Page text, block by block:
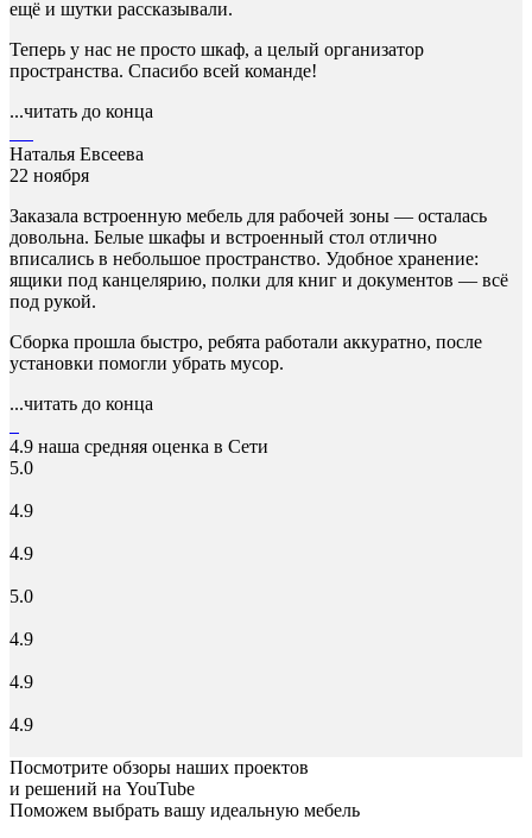
ещё и шутки рассказывали.
Теперь у нас не просто шкаф, а целый организатор
пространства. Спасибо всей команде!
...читать до конца
Наталья Евсеева
22 ноября
Заказала встроенную мебель для рабочей зоны — осталась
довольна. Белые шкафы и встроенный стол отлично
вписались в небольшое пространство. Удобное хранение:
ящики под канцелярию, полки для книг и документов — всё
под рукой.
Сборка прошла быстро, ребята работали аккуратно, после
установки помогли убрать мусор.
...читать до конца
4.9 наша средняя оценка в Сети
5.0
4.9
4.9
5.0
4.9
4.9
4.9
Посмотрите обзоры наших проектов
и решений на YouTube
Поможем выбрать вашу идеальную мебель